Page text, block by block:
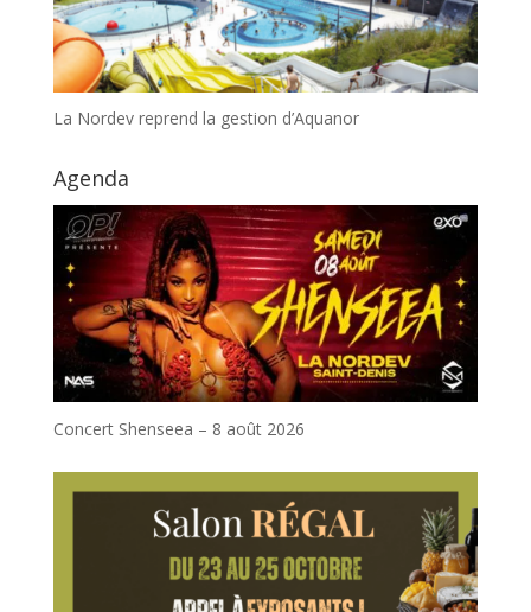
La Nordev reprend la gestion d’Aquanor
Agenda
Concert Shenseea – 8 août 2026